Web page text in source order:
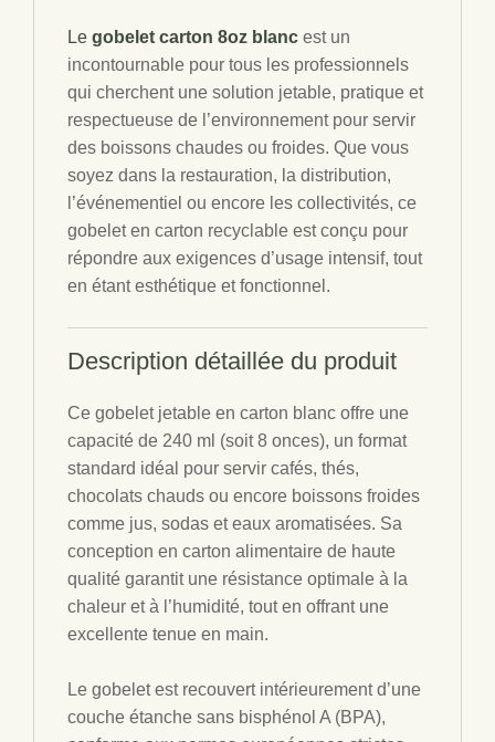
Le gobelet carton 8oz blanc est un
incontournable pour tous les professionnels
qui cherchent une solution jetable, pratique et
respectueuse de l’environnement pour servir
des boissons chaudes ou froides. Que vous
soyez dans la restauration, la distribution,
l’événementiel ou encore les collectivités, ce
gobelet en carton recyclable est conçu pour
répondre aux exigences d’usage intensif, tout
en étant esthétique et fonctionnel.
Description détaillée du produit
Ce gobelet jetable en carton blanc offre une
capacité de 240 ml (soit 8 onces), un format
standard idéal pour servir cafés, thés,
chocolats chauds ou encore boissons froides
comme jus, sodas et eaux aromatisées. Sa
conception en carton alimentaire de haute
qualité garantit une résistance optimale à la
chaleur et à l’humidité, tout en offrant une
excellente tenue en main.
Le gobelet est recouvert intérieurement d’une
couche étanche sans bisphénol A (BPA),